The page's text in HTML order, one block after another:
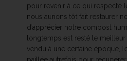
pour revenir à ce qui respecte
nous aurions tôt fait restaurer
d’apprécier notre compost
longtemps est resté le
vendu à une certaine époque,